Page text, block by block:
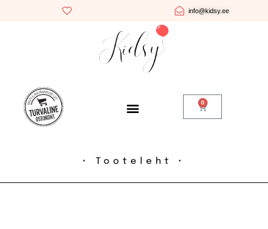
info@kidsy.ee
0
• Tooteleht •